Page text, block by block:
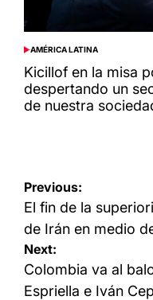
POSTED
IN
AMÉRICA LATINA
Kicillof en la misa
despertando un
de nuestra
Navegación
de
entradas
Previous:
El fin de la
de Irán en medio
Next:
Colombia va al
Espriella e Iván